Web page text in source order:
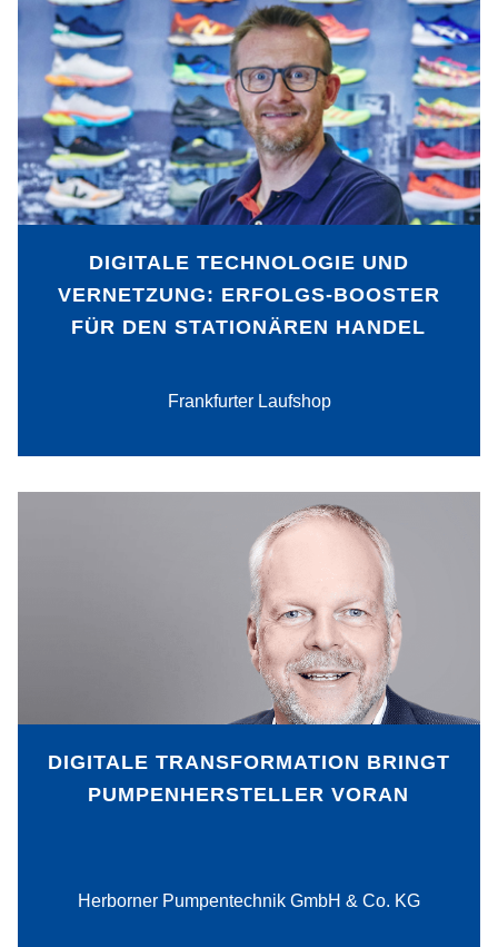
DIGITALE TECHNOLOGIE UND
VERNETZUNG: ERFOLGS-BOOSTER
FÜR DEN STATIONÄREN HANDEL
Frankfurter Laufshop
Das große Potenzial des Einzelhandels
besteht darin, ein Ort des Erlebnisses zu
sein. Mit dieser Vision und den
umfangreichen digitalen Services zeigt
der Frankfurter Laufshop, wie eine
Abgrenzung zum reinen Online-Handel
möglich und erfolgreich wird.
PDF-Download
DIGITALE TRANSFORMATION BRINGT
PUMPENHERSTELLER VORAN
Herborner Pumpentechnik GmbH & Co. KG
Bereits seit rund 25 Jahren beschäftigt
sich die Herborner Pumpentechnik
GmbH & Co.KG mit dem Thema
Digitalisierung, über 400 noch immer
genutzte Programme wurden in dieser
Zeit im Unternehmen selbst
geschrieben. Vier spezielle Software-
Lösungen zeigen, wie sich
produktionsrelevante Prozesse immer
PDF-Download